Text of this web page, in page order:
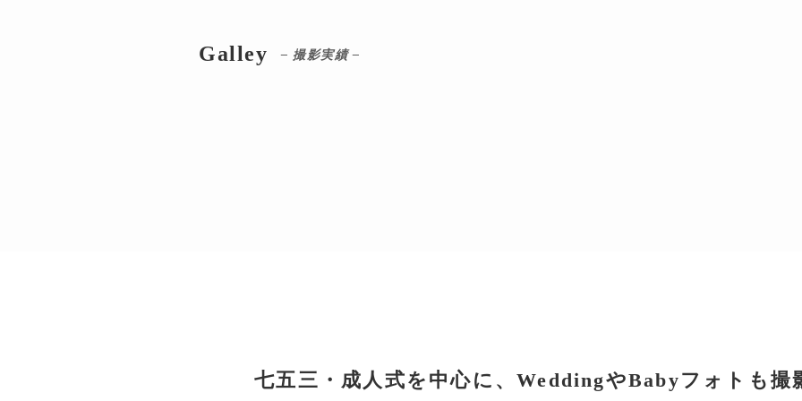
Galley – 撮影実績 –
七五三・成人式を中心に、WeddingやBabyフォトも撮